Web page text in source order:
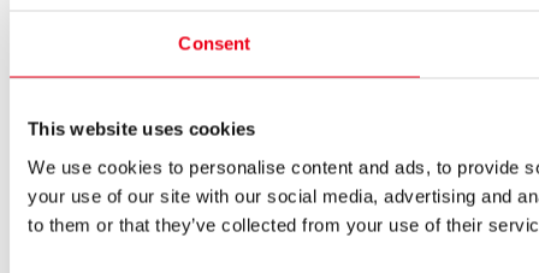
Consent
This website uses cookies
We use cookies to personalise content and ads, to provide
your use of our site with our social media, advertising and
to them or that they’ve collected from your use of their